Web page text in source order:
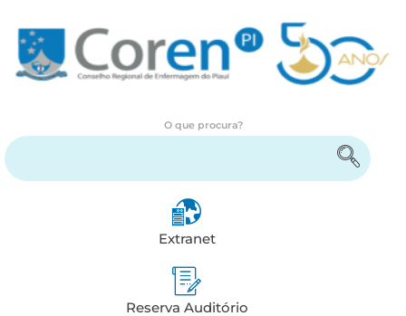
O que procura?
Extranet
Reserva Auditório